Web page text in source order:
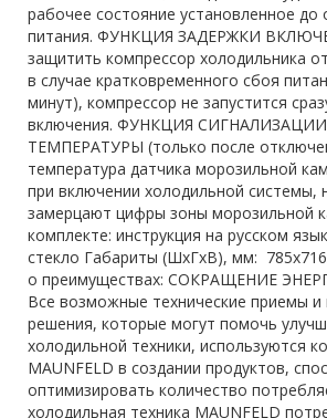
рабочее состояние установленное до
питания. ФУНКЦИЯ ЗАДЕРЖКИ
защитить компрессор холодильника
в случае кратковременного сбоя
минут), компрессор не запустится
включения. ФУНКЦИЯ
ТЕМПЕРАТУРЫ (только после
температура датчика морозильной
при включении холодильной системы,
замерцают цифры зоны морозильной
комплекте: инструкция на русском
стекло Габариты (ШхГхВ), мм:
о преимуществах: СОКРАЩЕНИЕ
Все возможные технические приемы
решения, которые могут помочь
холодильной техники, используются
MAUNFELD в создании продуктов,
оптимизировать количество
холодильная техника MAUNFELD